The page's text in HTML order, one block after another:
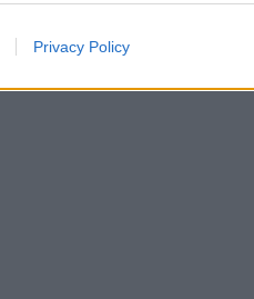
Privacy Policy